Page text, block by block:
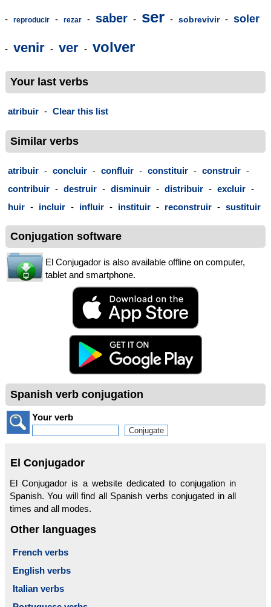
- reproducir - rezar - saber - ser - sobrevivir - soler
- venir - ver - volver
Your last verbs
atribuir - Clear this list
Similar verbs
atribuir - concluir - confluir - constituir - construir -
contribuir - destruir - disminuir - distribuir - excluir -
huir - incluir - influir - instituir - reconstruir - sustituir
Conjugation software
El Conjugador is also available offline on computer,
tablet and smartphone.
Spanish verb conjugation
Your verb
El Conjugador
El Conjugador is a website dedicated to conjugation in
Spanish. You will find all Spanish verbs conjugated in all
times and all modes.
Other languages
French verbs
English verbs
Italian verbs